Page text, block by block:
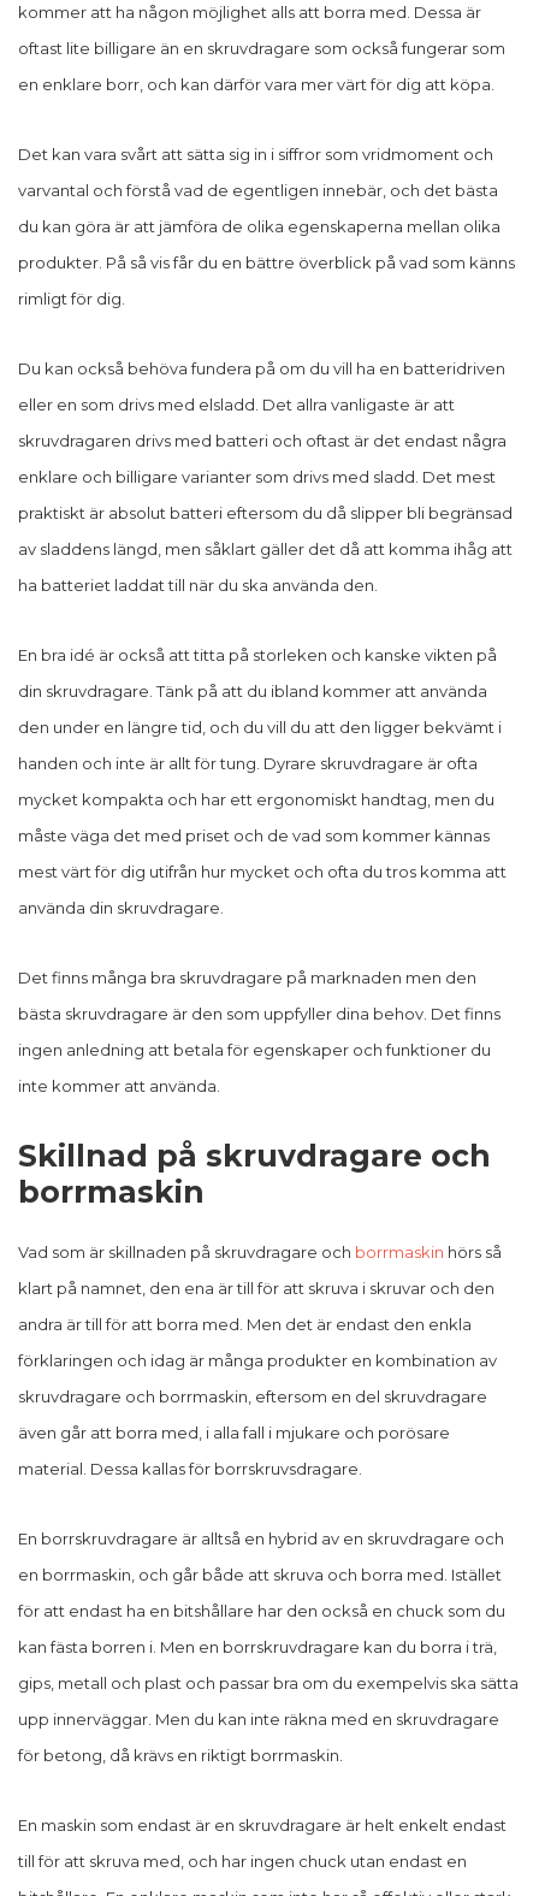
kommer att ha någon möjlighet alls att borra med. Dessa är
oftast lite billigare än en skruvdragare som också fungerar som
en enklare borr, och kan därför vara mer värt för dig att köpa.
Det kan vara svårt att sätta sig in i siffror som vridmoment och
varvantal och förstå vad de egentligen innebär, och det bästa
du kan göra är att jämföra de olika egenskaperna mellan olika
produkter. På så vis får du en bättre överblick på vad som känns
rimligt för dig.
Du kan också behöva fundera på om du vill ha en batteridriven
eller en som drivs med elsladd. Det allra vanligaste är att
skruvdragaren drivs med batteri och oftast är det endast några
enklare och billigare varianter som drivs med sladd. Det mest
praktiskt är absolut batteri eftersom du då slipper bli begränsad
av sladdens längd, men såklart gäller det då att komma ihåg att
ha batteriet laddat till när du ska använda den.
En bra idé är också att titta på storleken och kanske vikten på
din skruvdragare. Tänk på att du ibland kommer att använda
den under en längre tid, och du vill du att den ligger bekvämt i
handen och inte är allt för tung. Dyrare skruvdragare är ofta
mycket kompakta och har ett ergonomiskt handtag, men du
måste väga det med priset och de vad som kommer kännas
mest värt för dig utifrån hur mycket och ofta du tros komma att
använda din skruvdragare.
Det finns många bra skruvdragare på marknaden men den
bästa skruvdragare är den som uppfyller dina behov. Det finns
ingen anledning att betala för egenskaper och funktioner du
inte kommer att använda.
Skillnad på skruvdragare och
borrmaskin
Vad som är skillnaden på skruvdragare och borrmaskin hörs så
klart på namnet, den ena är till för att skruva i skruvar och den
andra är till för att borra med. Men det är endast den enkla
förklaringen och idag är många produkter en kombination av
skruvdragare och borrmaskin, eftersom en del skruvdragare
även går att borra med, i alla fall i mjukare och porösare
material. Dessa kallas för borrskruvsdragare.
En borrskruvdragare är alltså en hybrid av en skruvdragare och
en borrmaskin, och går både att skruva och borra med. Istället
för att endast ha en bitshållare har den också en chuck som du
kan fästa borren i. Men en borrskruvdragare kan du borra i trä,
gips, metall och plast och passar bra om du exempelvis ska sätta
upp innerväggar. Men du kan inte räkna med en skruvdragare
för betong, då krävs en riktigt borrmaskin.
En maskin som endast är en skruvdragare är helt enkelt endast
till för att skruva med, och har ingen chuck utan endast en